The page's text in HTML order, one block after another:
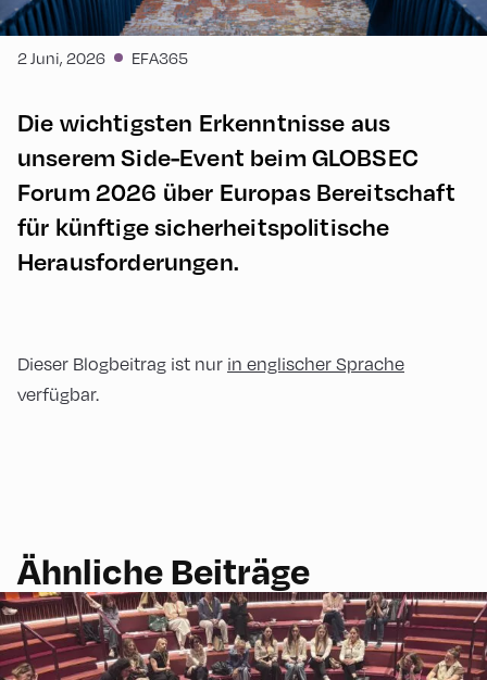
2 Juni, 2026 EFA365
Die wichtigsten Erkenntnisse aus
unserem Side-Event beim GLOBSEC
Forum 2026 über Europas Bereitschaft
für künftige sicherheitspolitische
Herausforderungen.
Dieser Blogbeitrag ist nur in englischer Sprache
verfügbar.
Ähnliche Beiträge